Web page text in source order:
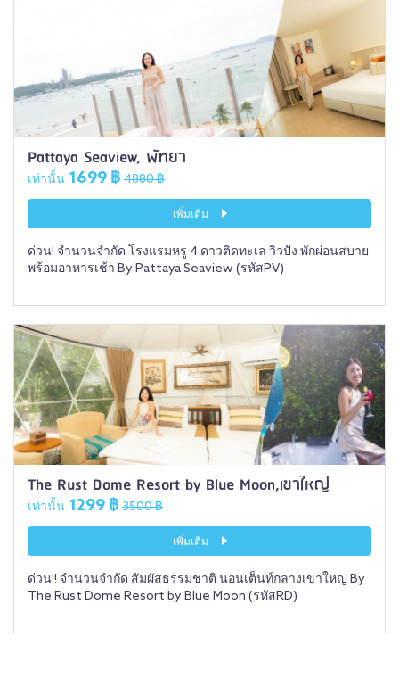
Pattaya Seaview, พัทยา
เท่านั้น 1699 ฿ 4880 ฿
เพิ่มเติม
ด่วน! จำนวนจำกัด โรงแรมหรู 4 ดาวติดทะเล วิวปัง พักผ่อนสบาย
พร้อมอาหารเช้า By Pattaya Seaview (รหัสPV)
The Rust Dome Resort by Blue Moon,เขาใหญ่
เท่านั้น 1299 ฿ 3500 ฿
เพิ่มเติม
ด่วน!! จำนวนจำกัด สัมผัสธรรมชาติ นอนเต็นท์กลางเขาใหญ่ By
The Rust Dome Resort by Blue Moon (รหัสRD)